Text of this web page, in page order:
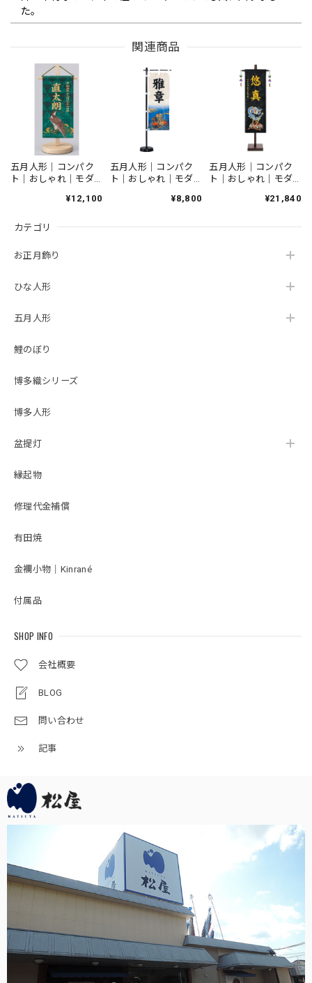
カテゴリ
お正月飾り
ひな人形
五月人形
鯉のぼり
博多織シリーズ
博多人形
盆提灯
縁起物
修理代金補償
有田焼
金襴小物｜Kinrané
付属品
SHOP INFO
会社概要
BLOG
問い合わせ
記事
た。
博多織がなんとも美しく、上品な兜です。 また、コンパク
トなサイズなので、毎年飾りたくなりそうです。 素敵な兜に
出会えて良かったです。
雛人形｜ひな人形｜初節句｜コンパクト｜おしゃれ｜モダン｜インテリア｜プレミアム｜こだわり｜おすすめ｜組み木デザイナー｜小黒三郎｜組み木｜木製ひな人形 KH422 つぼみびな三段飾り（普通垂幕/黄）
つぼみ雛をさがしていました。 どこも売り切れの中、在庫
しく、娘もとても気に入っています。
ネットの写真を見て購入しましたが、実際に届いてみて想像
以上に良かったです。お顔やお着物が上品で、台座のベージ
持ちになります。 コンパクトなお飾りを探していると人形
ていたのですが、松屋さんの雛人形はそういったこともなく
があってとても良かったです。 台座の屏風部分にはゴールド
こちらの台座にしてよかったと思います。
2026/02/14
たところ、子供たちが興味を持って触っていますが、アクリ
ます。素敵なお節句をお迎えください。何かお
気付きの点がござましたら、何なりとお申し付
けください。どうぞ宜しくお願い申し上げま
す。
2025/04/16
関連商品
五月人形｜コンパク
ト｜おしゃれ｜モダ
レミアム｜こだわり
｜《商品名》名前
豆〔商品コード〕
YZMFTAB
¥12,100
五月人形｜コンパク
ト｜おしゃれ｜モダ
レミアム｜こだわり
｜《商品名》卓上の
¥8,800
五月人形｜コンパク
ト｜おしゃれ｜モダ
レミアム｜こだわり
｜《商品名》名前
¥21,840